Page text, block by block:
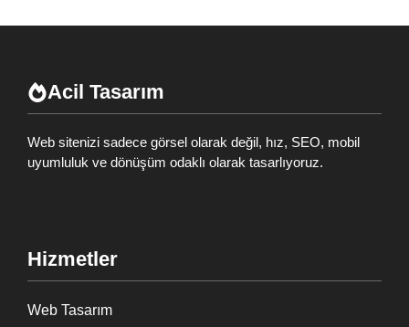
Acil Tasarım
Web sitenizi sadece görsel olarak değil, hız, SEO, mobil
uyumluluk ve dönüşüm odaklı olarak tasarlıyoruz.
Hizmetler
Web Tasarım